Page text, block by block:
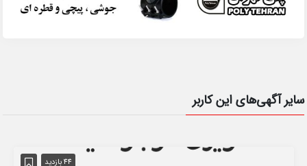
سایر آگهی‌های این کاربر
44 بازدید